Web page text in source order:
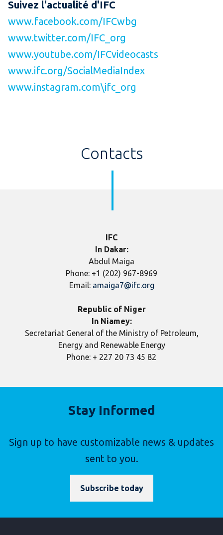
Suivez l'actualité d'IFC
www.facebook.com/IFCwbg
www.twitter.com/IFC_org
www.youtube.com/IFCvideocasts
www.ifc.org/SocialMediaIndex
www.instagram.com\ifc_org
Contacts
IFC
In Dakar:
Abdul Maiga
Phone: +1 (202) 967-8969
Email: amaiga7@ifc.org
Republic of Niger
In Niamey:
Secretariat General of the Ministry of Petroleum,
Energy and Renewable Energy
Phone: + 227 20 73 45 82
Stay Informed
Sign up to have customizable news & updates
sent to you.
Subscribe today